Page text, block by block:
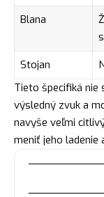
Blana
Stojan
Tieto špecifiká nie
výsledný zvuk a
navyše veľmi
meniť jeho ladenie